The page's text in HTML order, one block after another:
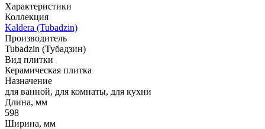
Характеристики
Коллекция
Kaldera (Tubadzin)
Производитель
Tubadzin (Тубадзин)
Вид плитки
Керамическая плитка
Назначение
для ванной, для комнаты, для кухни
Длина, мм
598
Ширина, мм